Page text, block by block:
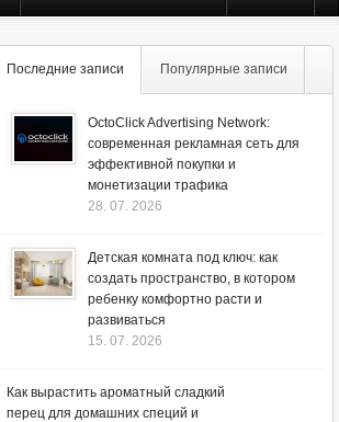
Последние записи Популярные записи
OctoClick Advertising Network:
современная рекламная сеть для
эффективной покупки и
монетизации трафика
28. 07. 2026
Детская комната под ключ: как
создать пространство, в котором
ребенку комфортно расти и
развиваться
15. 07. 2026
Как вырастить ароматный сладкий
перец для домашних специй и